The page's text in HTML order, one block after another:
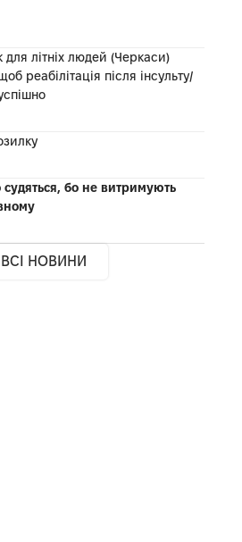
літніх людей (Черкаси)
реабілітація після інсульту/
бо не витримують
ВСІ НОВИНИ